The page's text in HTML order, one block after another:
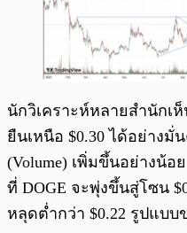
นักวิเคราะห์หลายสำนักเ
ยืนเหนือ $0.30 ได้อย่าง
(Volume) เพิ่มขึ้นอย่างน้อ
ที่ DOGE จะพุ่งขึ้นสู่โซน
หลุดต่ำกว่า $0.22 รูปแบ